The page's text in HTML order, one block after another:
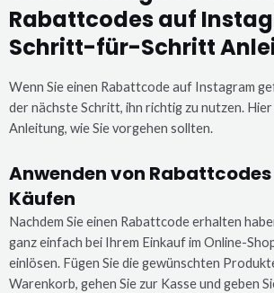
Rabattcodes auf
Schritt-für-Schritt
Wenn Sie einen Rabattcode auf Instagram
der nächste Schritt, ihn richtig zu nutzen.
Anleitung, wie Sie vorgehen sollten.
Anwenden von
Käufen
Nachdem Sie einen Rabattcode erhalten
ganz einfach bei Ihrem Einkauf im Online-
einlösen. Fügen Sie die gewünschten
Warenkorb, gehen Sie zur Kasse und geben